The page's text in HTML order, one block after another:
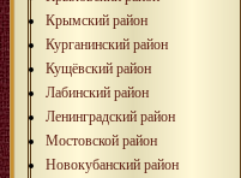
Крымский район
Курганинский район
Кущёвский район
Лабинский район
Ленинградский район
Мостовской район
Новокубанский район